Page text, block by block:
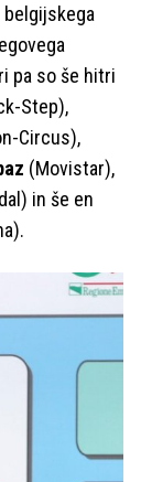
pa so še hitri
Step),
Circus),
(Movistar),
in še en